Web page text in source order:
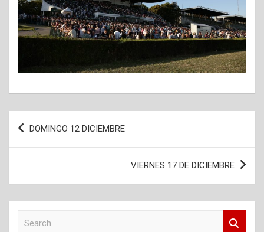
Navegación
DOMINGO 12 DICIEMBRE
VIERNES 17 DE DICIEMBRE